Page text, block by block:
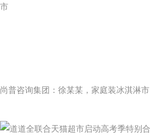
尚普咨询集团：徐某某，家庭装冰淇淋市